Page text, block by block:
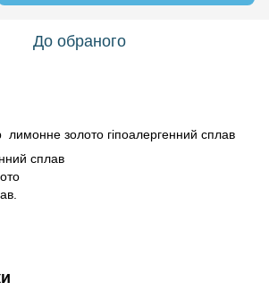
До обраного
лимонне золото гіпоалергенний сплав
сплав